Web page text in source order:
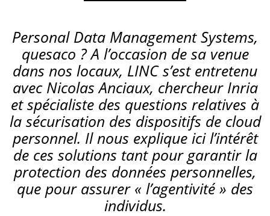
Personal Data Management Systems,
quesaco ? A l’occasion de sa venue
dans nos locaux, LINC s’est entretenu
avec Nicolas Anciaux, chercheur Inria
et spécialiste des questions relatives à
la sécurisation des dispositifs de cloud
personnel. Il nous explique ici l’intérêt
de ces solutions tant pour garantir la
protection des données personnelles,
que pour assurer « l’agentivité » des
individus.